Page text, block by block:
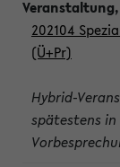
202104
(Ü+Pr)
Hybrid-
spätestens in